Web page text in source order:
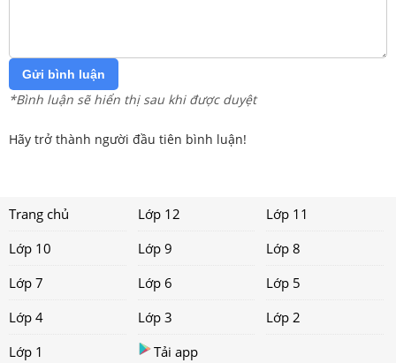
Gửi bình luận
*Bình luận sẽ hiển thị sau khi được duyệt
Hãy trở thành người đầu tiên bình luận!
Trang chủ Lớp 12
Lớp 11
Lớp 10
Lớp 9
Lớp 8
Lớp 7
Lớp 6
Lớp 5
Lớp 4
Lớp 3
Lớp 2
Lớp 1
Tải app